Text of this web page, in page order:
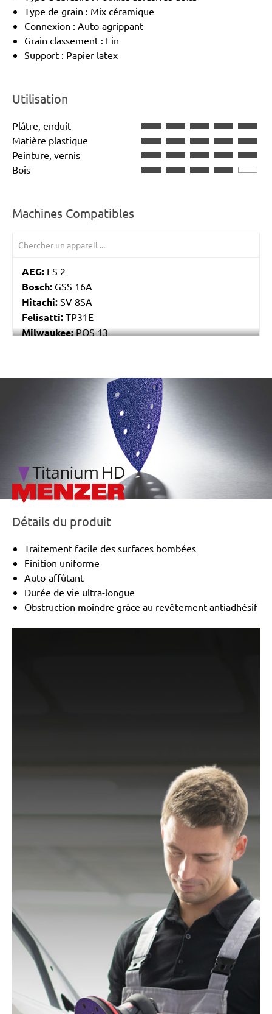
Type de grain : Mix céramique
Connexion : Auto-agrippant
Grain classement : Fin
Support : Papier latex
Utilisation
Plâtre, enduit
Matière plastique
Peinture, vernis
Bois
Machines Compatibles
AEG: FS 2
Bosch: GSS 16A
Hitachi: SV 8SA
Felisatti: TP31E
Milwaukee:POS 13
EQ, RS 400 EQ-Plus, RS 400 Q, RS 400 Q-Plus, RS 4-
/marketing/parallax/menzer/parallax_logos/
Détails du produit
Traitement facile des surfaces bombées
Finition uniforme
Auto-affûtant
Durée de vie ultra-longue
Obstruction moindre grâce au revêtement antiadhésif